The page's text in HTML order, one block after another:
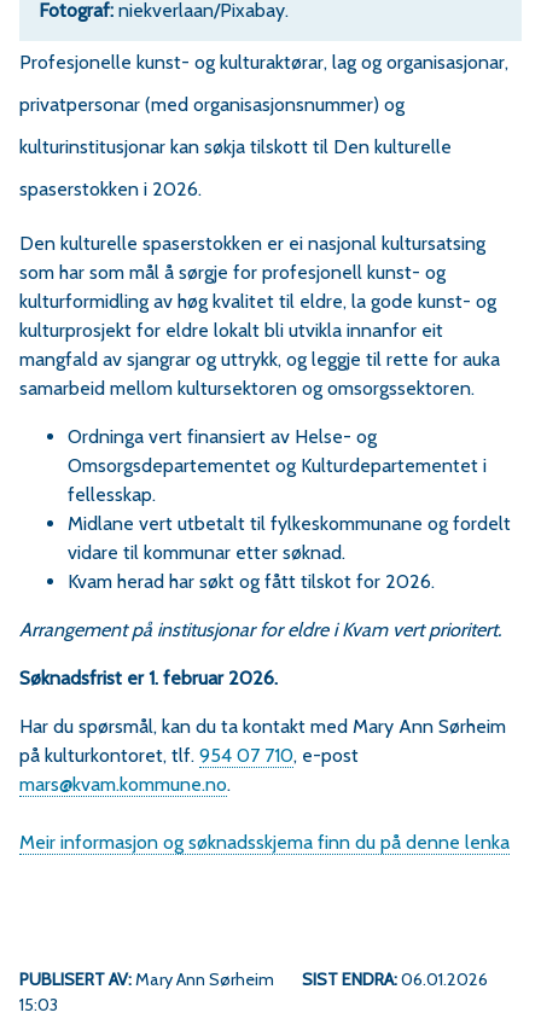
a
niekverlaan/Pixabay.
Profesjonelle kunst- og kulturaktørar, lag og organisasjonar,
privatpersonar (med organisasjonsnummer) og
kulturinstitusjonar kan søkja tilskott til Den kulturelle
spaserstokken i 2026.
Den kulturelle spaserstokken er ei nasjonal kultursatsing
som har som mål å sørgje for profesjonell kunst- og
kulturformidling av høg kvalitet til eldre, la gode kunst- og
kulturprosjekt for eldre lokalt bli utvikla innanfor eit
mangfald av sjangrar og uttrykk, og leggje til rette for auka
samarbeid mellom kultursektoren og omsorgssektoren.
Ordninga vert finansiert av Helse- og
Omsorgsdepartementet og Kulturdepartementet i
fellesskap.
Midlane vert utbetalt til fylkeskommunane og fordelt
vidare til kommunar etter søknad.
Kvam herad har søkt og fått tilskot for 2026.
Arrangement på institusjonar for eldre i Kvam vert prioritert.
Søknadsfrist er 1. februar 2026.
Har du spørsmål, kan du ta kontakt med Mary Ann Sørheim
på kulturkontoret, tlf. 954 07 710, e-post
mars@kvam.kommune.no.
Meir informasjon og søknadsskjema finn du på denne lenka
PUBLISERT AV Mary Ann Sørheim SIST ENDRA 06.01.2026
15:03